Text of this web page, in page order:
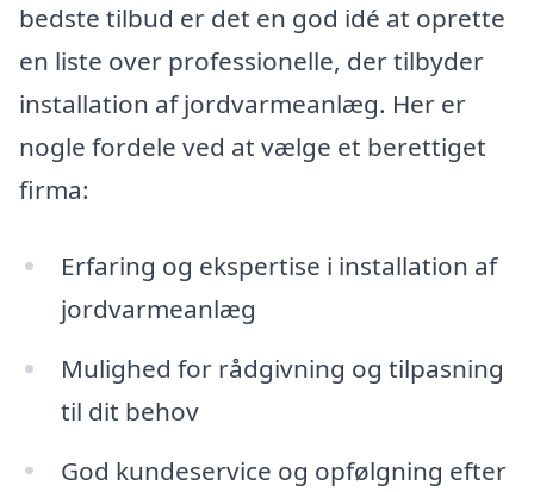
bedste tilbud er det en god idé at oprette
en liste over professionelle, der tilbyder
installation af jordvarmeanlæg. Her er
nogle fordele ved at vælge et berettiget
firma:
Erfaring og ekspertise i installation af
jordvarmeanlæg
Mulighed for rådgivning og tilpasning
til dit behov
God kundeservice og opfølgning efter